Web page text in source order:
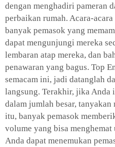
dengan menghadiri pameran
perbaikan rumah. Acara-
banyak pemasok yang
dapat mengunjungi mereka
lembaran atap mereka, dan
penawaran yang bagus. Top
semacam ini, jadi datanglah
langsung. Terakhir, jika Anda
dalam jumlah besar,
itu, banyak pemasok
volume yang bisa
Anda dapat menemukan